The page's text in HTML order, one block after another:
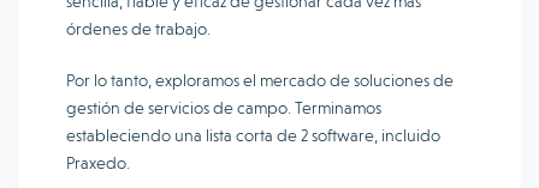
órdenes de trabajo.
Por lo tanto, exploramos el mercado de soluciones de
gestión de servicios de campo. Terminamos
estableciendo una lista corta de 2 software, incluido
Praxedo.